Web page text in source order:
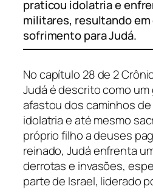
praticou idolatria e
militares, resultando em
sofrimento para Judá.
No capítulo 28 de 2
Judá é descrito como
afastou dos caminhos
idolatria e até mesmo
próprio filho a deuses
reinado, Judá enfrenta
derrotas e invasões,
parte de Israel, liderado